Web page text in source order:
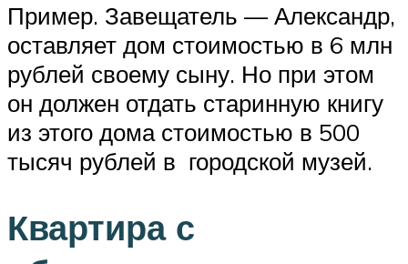
Пример. Завещатель — Александр,
оставляет дом стоимостью в 6 млн
рублей своему сыну. Но при этом
он должен отдать старинную книгу
из этого дома стоимостью в 500
тысяч рублей в городской музей.
Квартира с